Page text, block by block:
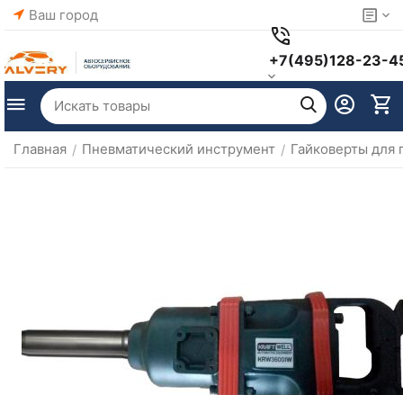
Ваш город
+7(495)128-23-
Главная / Пневматический инструмент / Гайковерты для